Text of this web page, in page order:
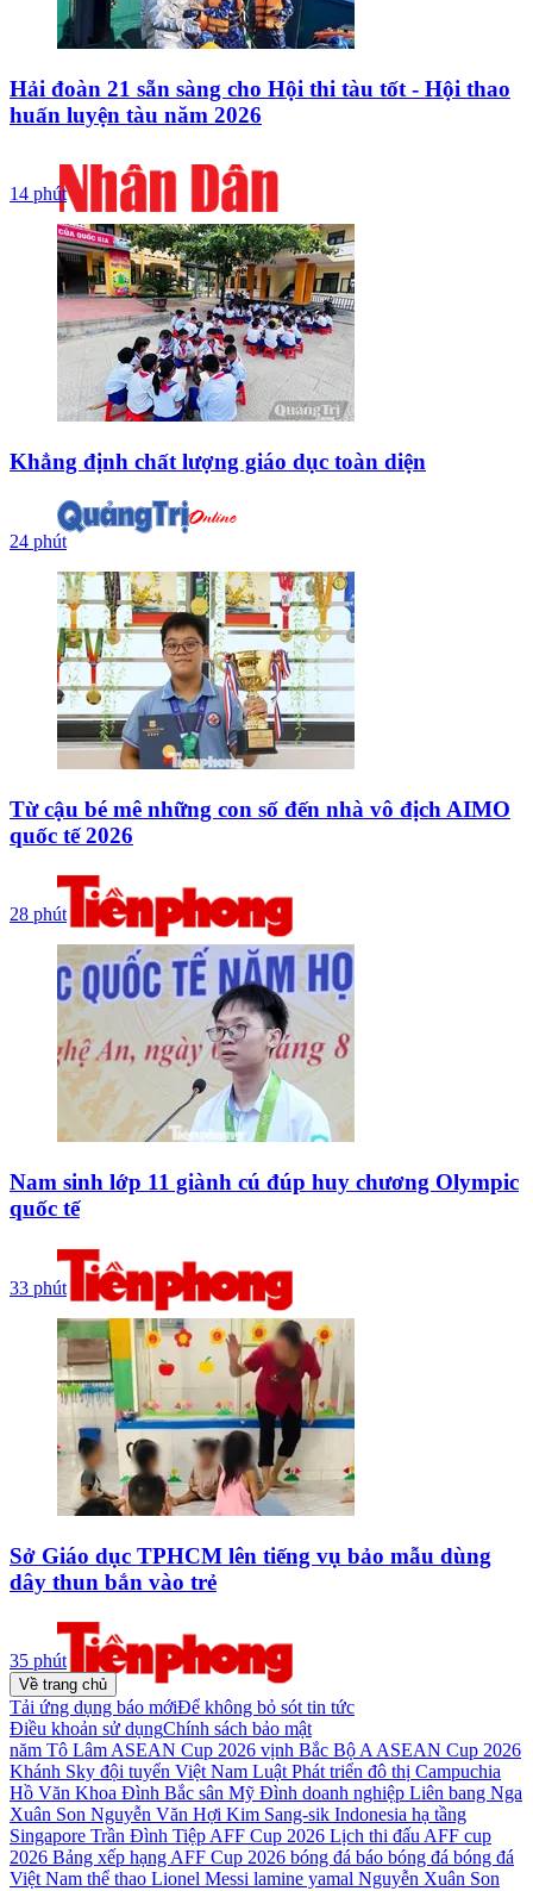
Hải đoàn 21 sẵn sàng cho Hội thi tàu tốt - Hội thao
huấn luyện tàu năm 2026
14 phút
Khẳng định chất lượng giáo dục toàn diện
24 phút
Từ cậu bé mê những con số đến nhà vô địch AIMO
quốc tế 2026
28 phút
Nam sinh lớp 11 giành cú đúp huy chương Olympic
quốc tế
33 phút
Sở Giáo dục TPHCM lên tiếng vụ bảo mẫu dùng
dây thun bắn vào trẻ
35 phút
Về trang chủ
Tải ứng dụng báo mớiĐể không bỏ sót tin tức
Điều khoản sử dụngChính sách bảo mật
năm Tô Lâm ASEAN Cup 2026 vịnh Bắc Bộ A ASEAN Cup 2026
Khánh Sky đội tuyển Việt Nam Luật Phát triển đô thị Campuchia
Hồ Văn Khoa Đình Bắc sân Mỹ Đình doanh nghiệp Liên bang Nga
Xuân Son Nguyễn Văn Hợi Kim Sang-sik Indonesia hạ tầng
Singapore Trần Đình Tiệp AFF Cup 2026 Lịch thi đấu AFF cup
2026 Bảng xếp hạng AFF Cup 2026 bóng đá báo bóng đá bóng đá
Việt Nam thể thao Lionel Messi lamine yamal Nguyễn Xuân Son